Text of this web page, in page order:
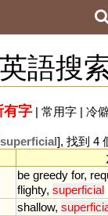
英語搜
有字| 常用字| 冷
superficial], 找到 4
be greedy for,
flighty, superficial
shallow,